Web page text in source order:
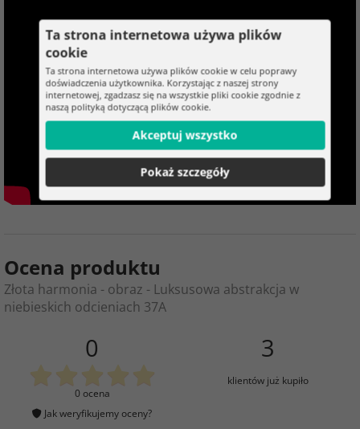
Ocena produktu
Złota harmonia - obraz - Luksusowa abstrakcja w
niebieskich odcieniach 37A
0
0 ocena
Jak weryfikujemy oceny?
3
klientów już kupiło
Ta strona internetowa używa plików
cookie
Ta strona internetowa używa plików cookie w celu poprawy
doświadczenia użytkownika. Korzystając z naszej strony
internetowej, zgadzasz się na wszystkie pliki cookie zgodnie z
naszą polityką dotyczącą plików cookie.
Akceptuj wszystko
Pokaż szczegóły